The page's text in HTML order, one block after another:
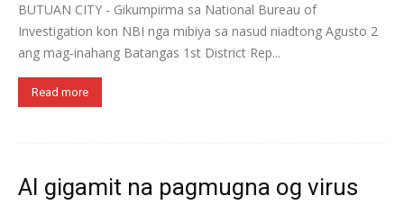
BUTUAN CITY - Gikumpirma sa National Bureau of
Investigation kon NBI nga mibiya sa nasud niadtong Agusto 2
ang mag-inahang Batangas 1st District Rep...
Read more
AI gigamit na pagmugna og virus